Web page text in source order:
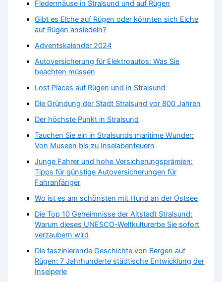
Fledermäuse in Stralsund und auf Rügen
Gibt es Elche auf Rügen oder könnten sich Elche
auf Rügen ansiedeln?
Adventskalender 2024
Autoversicherung für Elektroautos: Was Sie
beachten müssen
Lost Places auf Rügen und in Stralsund
Die Gründung der Stadt Stralsund vor 800 Jahren
Der höchste Punkt in Stralsund
Tauchen Sie ein in Stralsunds maritime Wunder:
Von Museen bis zu Inselabenteuern
Junge Fahrer und hohe Versicherungsprämien:
Tipps für günstige Autoversicherungen für
Fahranfänger
Wo ist es am schönsten mit Hund an der Ostsee
Die Top 10 Geheimnisse der Altstadt Stralsund:
Warum dieses UNESCO-Weltkulturerbe Sie sofort
verzaubern wird
Die faszinierende Geschichte von Bergen auf
Rügen: 7 Jahrhunderte städtische Entwicklung der
Inselperle